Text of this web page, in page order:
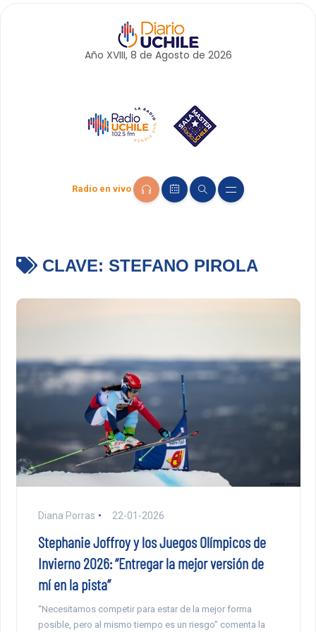
Año XVIII, 8 de Agosto de 2026
Radio en vivo
CLAVE: STEFANO PIROLA
Diana Porras 22-01-2026
Stephanie Joffroy y los Juegos Olímpicos de
Invierno 2026: “Entregar la mejor versión de
mí en la pista”
“Necesitamos competir para estar de la mejor forma
posible, pero al mismo tiempo es un riesgo” comenta la